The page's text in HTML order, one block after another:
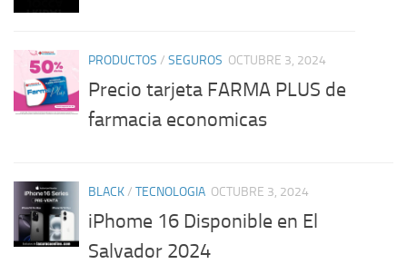
PRODUCTOS / SEGUROS OCTUBRE 3, 2024
Precio tarjeta FARMA PLUS de
farmacia economicas
BLACK/ TECNOLOGIA OCTUBRE 3, 2024
iPhome 16 Disponible en El
Salvador 2024